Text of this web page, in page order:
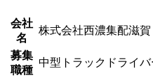
会社
名
株式会社西濃集配滋賀
募集
職種
中型トラックドライバ